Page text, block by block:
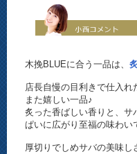
木挽BLUEに合う一品は、
店長自慢の目利きで仕入
また嬉しい一品♪
炙った香ばしい香りと、サ
ぱいに広がり至福の味わい
厚切りでしめサバの美味し